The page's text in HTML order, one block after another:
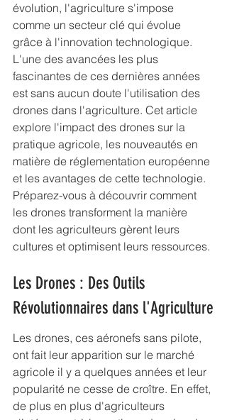
évolution, l'agriculture s'impose
comme un secteur clé qui évolue
grâce à l'innovation technologique.
L'une des avancées les plus
fascinantes de ces dernières années
est sans aucun doute l'utilisation des
drones dans l'agriculture. Cet article
explore l'impact des drones sur la
pratique agricole, les nouveautés en
matière de réglementation européenne
et les avantages de cette technologie.
Préparez-vous à découvrir comment
les drones transforment la manière
dont les agriculteurs gèrent leurs
cultures et optimisent leurs ressources.
Les Drones : Des Outils
Révolutionnaires dans l'Agriculture
Les drones, ces aéronefs sans pilote,
ont fait leur apparition sur le marché
agricole il y a quelques années et leur
popularité ne cesse de croître. En effet,
de plus en plus d'agriculteurs